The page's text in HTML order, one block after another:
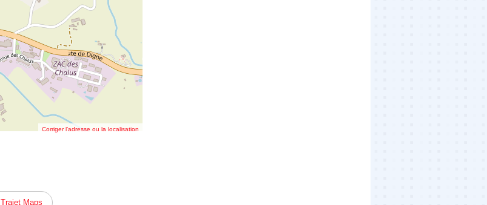
Corriger l’adresse ou la localisation
Trajet Maps